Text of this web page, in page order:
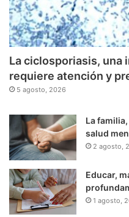
La ciclosporiasis, una
requiere atención y
5 agosto, 2026
La
salud
2 agosto,
Educar,
1 agosto,